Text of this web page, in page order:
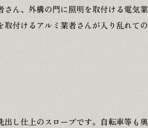
さん、外構の門に照明を取付ける電気業
取付けるアルミ業者さんが入り乱れての
出し仕上のスロープです。自転車等も奥